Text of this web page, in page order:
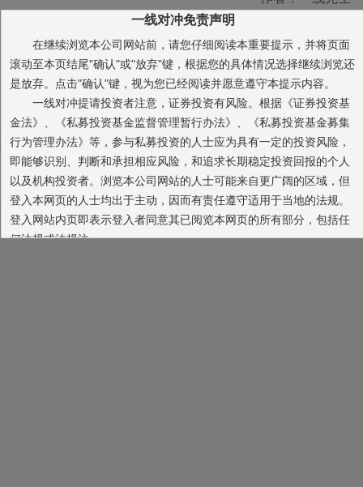
电脑版 触屏版
联系我们
一线投资管理有限公司
一线对冲免责声明
在继续浏览本公司网站前，请您仔细阅读本重要提示，并将页面
滚动至本页结尾"确认"或"放弃"键，根据您的具体情况选择继续浏览还
是放弃。点击"确认"键，视为您已经阅读并愿意遵守本提示内容。
一线对冲提请投资者注意，证券投资有风险。根据《证券投资基
金法》、《私募投资基金监督管理暂行办法》、《私募投资基金募集
行为管理办法》等，参与私募投资的人士应为具有一定的投资风险，
即能够识别、判断和承担相应风险，和追求长期稳定投资回报的个人
以及机构投资者。浏览本公司网站的人士可能来自更广阔的区域，但
登入本网页的人士均出于主动，因而有责任遵守适用于当地的法规。
登入网站内页即表示登入者同意其已阅览本网页的所有部分，包括任
何法规或法规注。